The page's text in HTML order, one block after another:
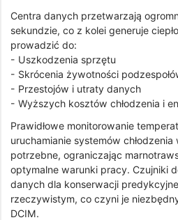
Centra danych przetwarzają
sekundzie, co z kolei generuje
prowadzić do:
- Uszkodzenia sprzętu
- Skrócenia żywotności
- Przestojów i utraty danych
- Wyższych kosztów chłodzenia i
Prawidłowe monitorowanie
uruchamianie systemów
potrzebne, ograniczając
optymalne warunki pracy. Czujniki
danych dla konserwacji
rzeczywistym, co czyni je
DCIM.